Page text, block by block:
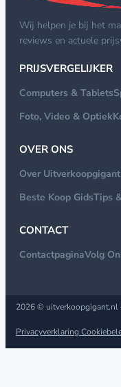
Wij helpen je bij het
reviews en actuele
PRIJSVERGELIJKER
Computers & Tablets
Foto, Video & Optiek
OVER ONS
Over Uitverkoopgigant
Beste Koop GidsTips
CONTACT
ContactpaginaVolg
2026 ©
Privacyverklaring